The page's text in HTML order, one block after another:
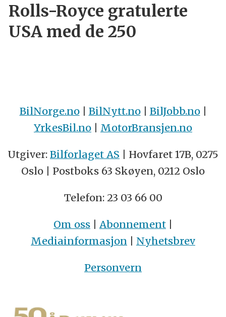
Rolls-Royce gratulerte
USA med de 250
BilNorge.no| BilNytt.no| BilJobb.no|
YrkesBil.no
MotorBransjen.no
Utgiver: Bilforlaget AS | Hovfaret 17B, 0275
Oslo | Postboks 63 Skøyen, 0212 Oslo
Telefon: 23 03 66 00
Om oss | Abonnement |
Mediainformasjon | Nyhetsbrev
Personvern